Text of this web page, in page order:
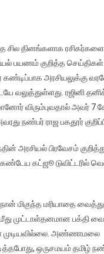
சில தினங்களாக ரசிகர்களை
பயணம் குறித்த
அரசியலுக்கு
வலுத்துள்ளது. ரஜினி
விரும்புவதால் அவர் 7
நண்பர் ராஜ பகதூர்
அரசியல் பிரவேசம்
கட்ஜூ டுவிட்டரில்
மிகுந்த மரியாதை
முட்டாள்தனமான பக்தி
முடியவில்லை. அண்ணாமலை
ஒருசமயம் தமிழ்